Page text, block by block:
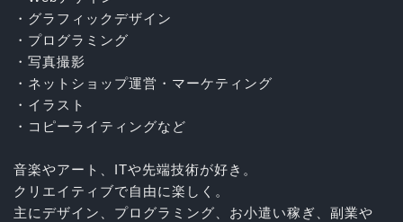
・グラフィックデザイン
・プログラミング
・写真撮影
・ネットショップ運営・マーケティング
・イラスト
・コピーライティングなど
音楽やアート、ITや先端技術が好き。
クリエイティブで自由に楽しく。
主にデザイン、プログラミング、お小遣い稼ぎ、副業や